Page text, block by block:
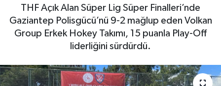
THF Açık Alan Süper Lig Süper Finalleri’nde
Gaziantep Polisgücü’nü 9-2 mağlup eden Volkan
Group Erkek Hokey Takımı, 15 puanla Play-Off
liderliğini sürdürdü.
Gündem
Haberler
Kültür Sanat
Son Dakika Haberleri
Haber Arşivi